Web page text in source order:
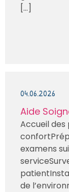
[...]
04.06.2026
Aide
Accueil des
examens
de